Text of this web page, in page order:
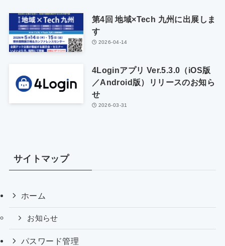
第4回 地域×Tech 九州に出展しま
す
2026-04-14
4Loginアプリ Ver.5.3.0（iOS版
／Android版）リリースのお知ら
せ
2026-03-31
サイトマップ
ホーム
お知らせ
パスワード管理